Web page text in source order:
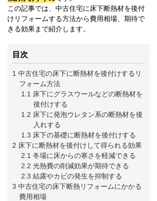
この記事では、中古住宅に床下断熱材を後付
けリフォームする方法から費用相場、期待で
きる効果まで紹介します。
目次
1 中古住宅の床下に断熱材を後付けするリ
フォーム方法
1.1 床下にグラスウールなどの断熱材を
後付けする
1.2 床下に発泡ウレタン系の断熱材を後
入れする
1.3 床下の基礎に断熱材を後付けする
2 床下に断熱材を後付けして得られる効果
2.1 冬場に床からの寒さを軽減できる
2.2 光熱費の削減効果が期待できる
2.3 結露やカビの発生を抑制する
3 中古住宅の床下断熱リフォームにかかる
費用相場